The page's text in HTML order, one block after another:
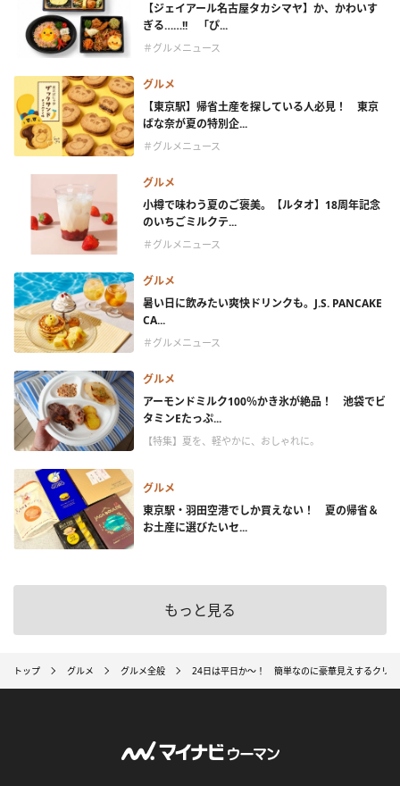
【ジェイアール名古屋タカシマヤ】か、かわいす
ぎる……!! 「ぴ...
＃グルメニュース
グルメ
【東京駅】帰省土産を探している人必見！ 東京
ばな奈が夏の特別企...
＃グルメニュース
グルメ
小樽で味わう夏のご褒美。【ルタオ】18周年記念
のいちごミルクテ...
＃グルメニュース
グルメ
暑い日に飲みたい爽快ドリンクも。J.S. PANCAKE
CA...
＃グルメニュース
グルメ
アーモンドミルク100％かき氷が絶品！ 池袋でビ
タミンEたっぷ...
【特集】夏を、軽やかに、おしゃれに。
グルメ
東京駅・羽田空港でしか買えない！ 夏の帰省＆
お土産に選びたいセ...
もっと見る
トップ グルメ グルメ全般 24日は平日か～！ 簡単なのに豪華見えするクリ